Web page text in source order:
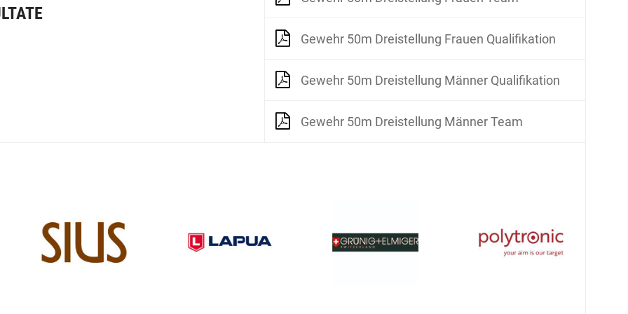
Gewehr 50m Dreistellung Frauen Qualifikation
Gewehr 50m Dreistellung Männer Qualifikation
Gewehr 50m Dreistellung Männer Team